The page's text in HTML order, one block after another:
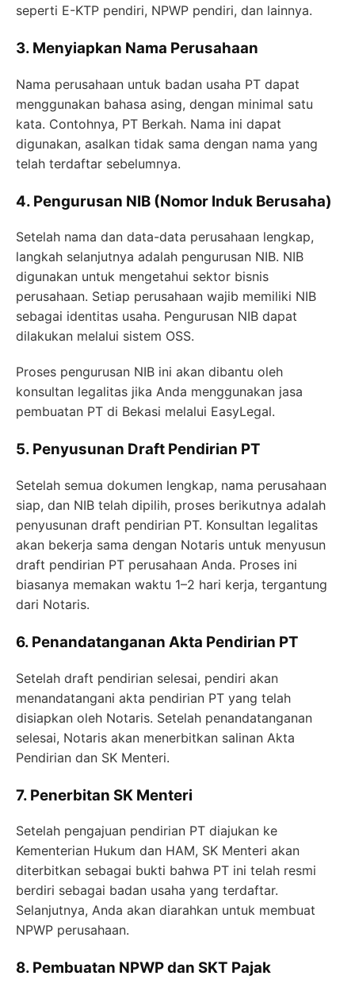
seperti E-KTP pendiri, NPWP pendiri, dan lainnya.
3. Menyiapkan Nama Perusahaan
Nama perusahaan untuk badan usaha PT dapat
menggunakan bahasa asing, dengan minimal satu
kata. Contohnya, PT Berkah. Nama ini dapat
digunakan, asalkan tidak sama dengan nama yang
telah terdaftar sebelumnya.
4. Pengurusan NIB (Nomor Induk Berusaha)
Setelah nama dan data-data perusahaan lengkap,
langkah selanjutnya adalah pengurusan NIB. NIB
digunakan untuk mengetahui sektor bisnis
perusahaan. Setiap perusahaan wajib memiliki NIB
sebagai identitas usaha. Pengurusan NIB dapat
dilakukan melalui sistem OSS.
Proses pengurusan NIB ini akan dibantu oleh
konsultan legalitas jika Anda menggunakan jasa
pembuatan PT di Bekasi melalui EasyLegal.
5. Penyusunan Draft Pendirian PT
Setelah semua dokumen lengkap, nama perusahaan
siap, dan NIB telah dipilih, proses berikutnya adalah
penyusunan draft pendirian PT. Konsultan legalitas
akan bekerja sama dengan Notaris untuk menyusun
draft pendirian PT perusahaan Anda. Proses ini
biasanya memakan waktu 1–2 hari kerja, tergantung
dari Notaris.
6. Penandatanganan Akta Pendirian PT
Setelah draft pendirian selesai, pendiri akan
menandatangani akta pendirian PT yang telah
disiapkan oleh Notaris. Setelah penandatanganan
selesai, Notaris akan menerbitkan salinan Akta
Pendirian dan SK Menteri.
7. Penerbitan SK Menteri
Setelah pengajuan pendirian PT diajukan ke
Kementerian Hukum dan HAM, SK Menteri akan
diterbitkan sebagai bukti bahwa PT ini telah resmi
berdiri sebagai badan usaha yang terdaftar.
Selanjutnya, Anda akan diarahkan untuk membuat
NPWP perusahaan.
8. Pembuatan NPWP dan SKT Pajak